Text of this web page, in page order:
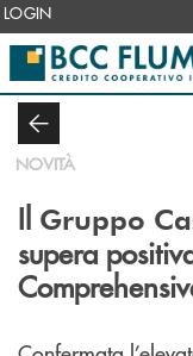
Salta al contenuto principale
LOGIN
NOVITÀ
Il Gruppo
supera